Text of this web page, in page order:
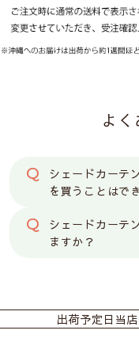
シングルシェー
よ
シェードカーテ
を買うことはで
シェードカーテ
ますか？
クッションカバー（片
クッショ
出荷予定日 当